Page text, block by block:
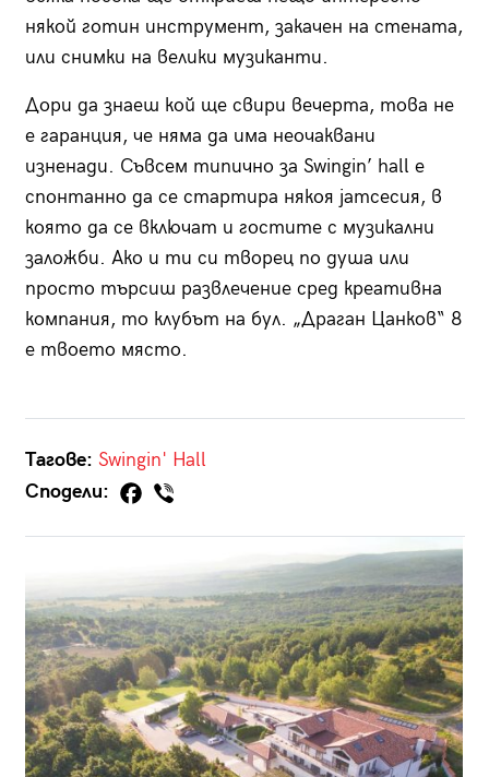
някой готин инструмент, закачен на стената,
или снимки на велики музиканти.
Дори да знаеш кой ще свири вечерта, това не
е гаранция, че няма да има неочаквани
изненади. Съвсем типично за Swingin’ hall е
спонтанно да се стартира някоя jamсесия, в
която да се включат и гостите с музикални
заложби. Ако и ти си творец по душа или
просто търсиш развлечение сред креативна
компания, то клубът на бул. „Драган Цанков“ 8
е твоето място.
Тагове: Swingin' Hall
Сподели: